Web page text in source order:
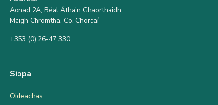
Aonad 2A, Béal Átha’n Ghaorthaidh,
Maigh Chromtha, Co. Chorcaí
+353 (0) 26-47 330
Siopa
Oideachas